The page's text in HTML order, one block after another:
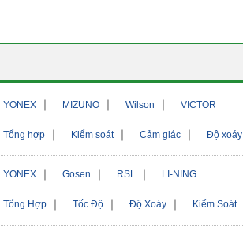
YONEX ｜ MIZUNO ｜ Wilson ｜ VICTOR
Tổng hợp ｜ Kiểm soát｜ Cảm giác ｜ Độ xoáy
YONEX ｜ Gosen ｜ RSL ｜ LI-NING
Tổng Hợp ｜ Tốc Độ ｜ Độ Xoáy ｜ Kiểm Soát